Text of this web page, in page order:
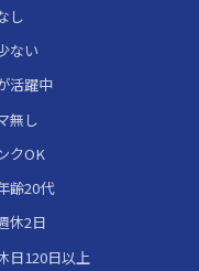
し
ない
活躍中
無し
クOK
齢20代
休2日
日120日以上